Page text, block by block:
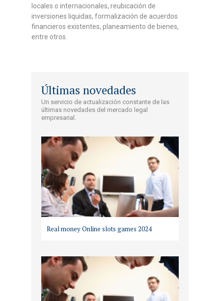
locales o internacionales, reubicación de
inversiones liquidas, formalización de acuerdos
financieros existentes, planeamiento de bienes,
entre otros.
Últimas novedades
Un servicio de actualización constante de las
últimas novedades del mercado legal
empresarial.
Real money Online slots games 2024